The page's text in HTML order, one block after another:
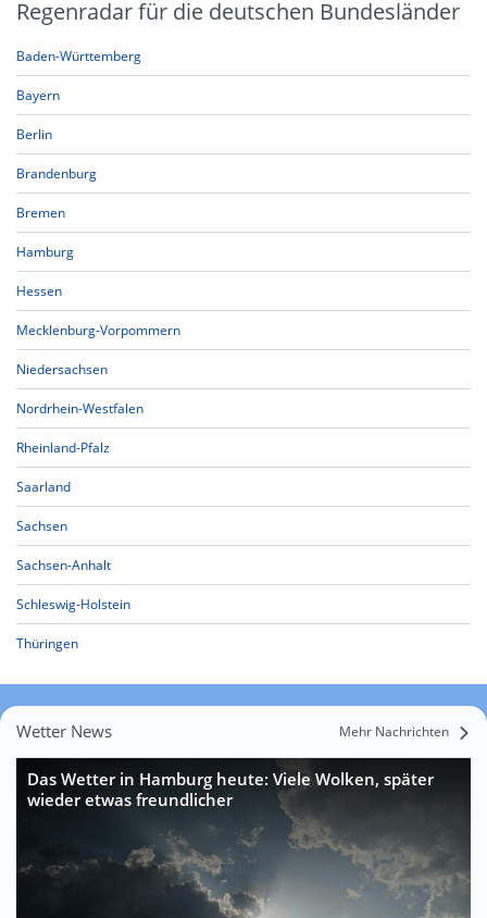
Regenradar für die deutschen Bundesländer
Baden-Württemberg
Bayern
Berlin
Brandenburg
Bremen
Hamburg
Hessen
Mecklenburg-Vorpommern
Niedersachsen
Nordrhein-Westfalen
Rheinland-Pfalz
Saarland
Sachsen
Sachsen-Anhalt
Schleswig-Holstein
Thüringen
Wetter News Mehr Nachrichten
Das Wetter in Hamburg heute: Viele Wolken, später
wieder etwas freundlicher